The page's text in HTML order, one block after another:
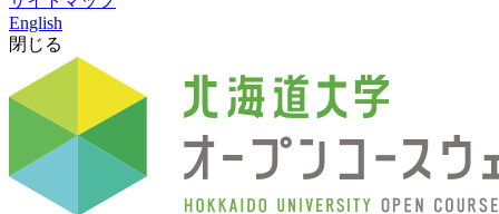
English
閉じる